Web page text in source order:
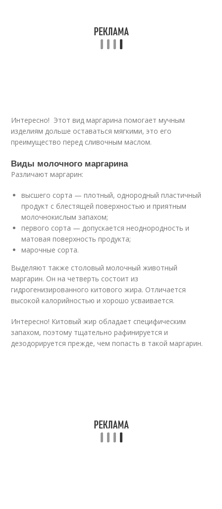
Интересно! Этот вид маргарина помогает мучным
изделиям дольше оставаться мягкими, это его
преимущество перед сливочным маслом.
Виды молочного маргарина
Различают маргарин:
высшего сорта — плотный, однородный пластичный
продукт с блестящей поверхностью и приятным
молочнокислым запахом;
первого сорта — допускается неоднородность и
матовая поверхность продукта;
марочные сорта.
Выделяют также столовый молочный животный
маргарин. Он на четверть состоит из
гидрогенизированного китового жира. Отличается
высокой калорийностью и хорошо усваивается.
Интересно! Китовый жир обладает специфическим
запахом, поэтому тщательно рафинируется и
дезодорируется прежде, чем попасть в такой маргарин.